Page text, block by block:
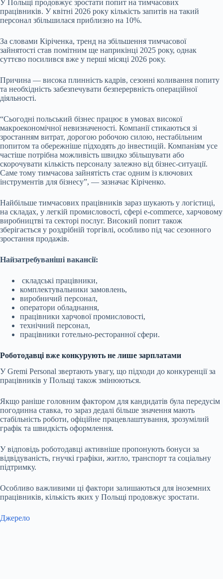
У Польщі продовжує зростати попит на тимчасових
працівників. У квітні 2026 року кількість запитів на такий
персонал збільшилася приблизно на 10%.
За словами Кіріченка, тренд на збільшення тимчасової
зайнятості став помітним ще наприкінці 2025 року, однак
суттєво посилився вже у перші місяці 2026 року.
Причина — висока плинність кадрів, сезонні коливання попиту
та необхідність забезпечувати безперервність операційної
діяльності.
“Сьогодні польський бізнес працює в умовах високої
макроекономічної невизначеності. Компанії стикаються зі
зростанням витрат, дорогою робочою силою, нестабільним
попитом та обережніше підходять до інвестицій. Компаніям усе
частіше потрібна можливість швидко збільшувати або
скорочувати кількість персоналу залежно від бізнес-ситуації.
Саме тому тимчасова зайнятість стає одним із ключових
інструментів для бізнесу”, — зазначає Кіріченко.
Найбільше тимчасових працівників зараз шукають у логістиці,
на складах, у легкій промисловості, сфері e-commerce, харчовому
виробництві та секторі послуг. Високий попит також
зберігається у роздрібній торгівлі, особливо під час сезонного
зростання продажів.
Найзатребуваніші вакансії:
складські працівники,
комплектувальники замовлень,
виробничий персонал,
оператори обладнання,
працівники харчової промисловості,
технічний персонал,
працівники готельно-ресторанної сфери.
Роботодавці вже конкурують не лише зарплатами
У Gremi Personal звертають увагу, що підходи до конкуренції за
працівників у Польщі також змінюються.
Якщо раніше головним фактором для кандидатів була передусім
погодинна ставка, то зараз дедалі більше значення мають
стабільність роботи, офіційне працевлаштування, зрозумілий
графік та швидкість оформлення.
У відповідь роботодавці активніше пропонують бонуси за
відвідуваність, гнучкі графіки, житло, транспорт та соціальну
підтримку.
Особливо важливими ці фактори залишаються для іноземних
працівників, кількість яких у Польщі продовжує зростати.
Джерело